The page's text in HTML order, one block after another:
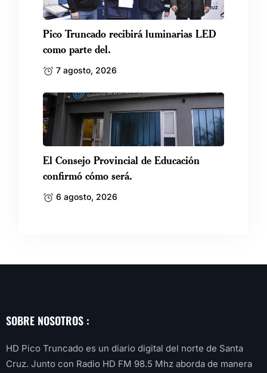
Pico Truncado recibirá luminarias LED
como parte del.
7 agosto, 2026
El Consejo Provincial de Educación
confirmó cómo será.
6 agosto, 2026
SOBRE NOSOTROS :
HD Pico Truncado es un diario digital del norte de Santa
Cruz. Junto con Radio HD FM 98.5 Mhz aborda de manera